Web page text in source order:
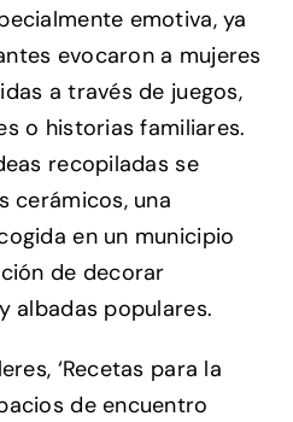
emotiva, ya
evocaron a mujeres
a través de juegos,
o historias familiares.
recopiladas se
cerámicos, una
en un municipio
de decorar
albadas populares.
‘Recetas para la
de encuentro